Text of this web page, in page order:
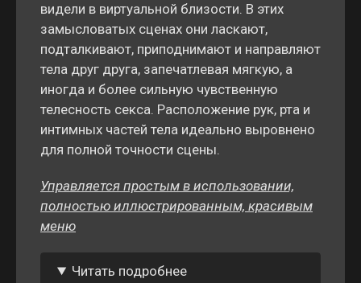
видели в виртуальной близости. В этих
замысловатых сценах они ласкают,
подталкивают, приподнимают и направляют
тела друг друга, запечатлевая мягкую, а
иногда и более сильную чувственную
телесность секса. Расположение рук, рта и
интимных частей тела идеально выровнено
для полной точности сцены.
Управляется простым в использовании,
полностью иллюстрированным, красивым
меню
Читать подробнее